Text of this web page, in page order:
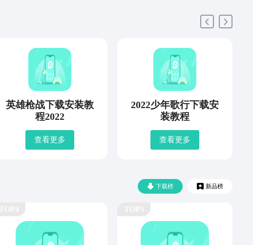
英雄枪战下载安装教
程2022
查看更多
2022少年歌行下载安
装教程
查看更多
下载榜 新品榜